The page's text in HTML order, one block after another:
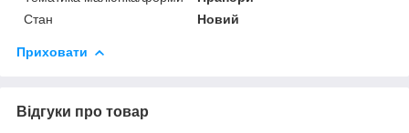
Стан
Новий
Приховати
Відгуки про товар